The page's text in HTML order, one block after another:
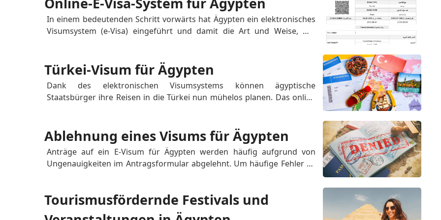
Infektionen verstehen HIV-bezogene Reise...
In einem bedeutenden Schritt vorwärts hat Ägypten ein elektronisches
Visumsystem (e-Visa) eingeführt und damit die Art und Weise, wie
bequemen Prozess zur Erlangung einer Reisegen...
Türkei-Visum für Ägypten
Dank des elektronischen Visumsystems können ägyptische
Staatsbürger ihre Reisen in die Türkei nun mühelos planen. Das online
türkischen E-Visum haben Ägypter die...
Ablehnung eines Visums für Ägypten
Anträge auf ein E-Visum für Ägypten werden häufig aufgrund von
Ungenauigkeiten im Antragsformular abgelehnt. Um häufige Fehler zu
genaue Daten sind jedoch für Sicherheitsk...
Tourismusfördernde Festivals und